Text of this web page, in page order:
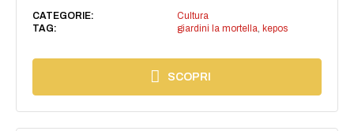
CATEGORIE:
Cultura
TAG:
giardini la mortella kepos
SCOPRI